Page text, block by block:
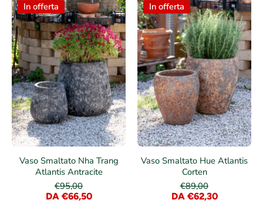
In offerta
Vaso Smaltato Nha Trang
Atlantis Antracite
€95,00
DA €66,50
In offerta
Vaso Smaltato Hue Atlantis
Corten
€89,00
DA €62,30